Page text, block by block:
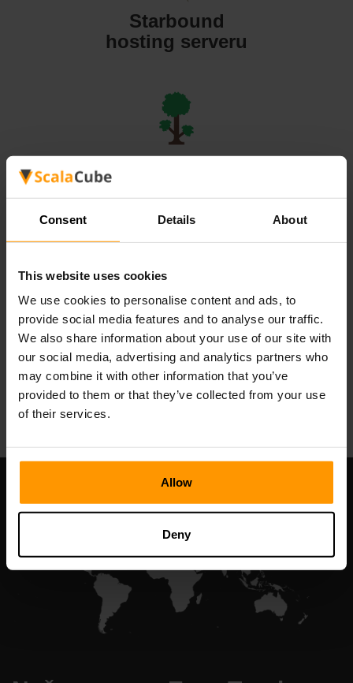
Consent Details About
This website uses cookies
We use cookies to personalise content and ads, to
provide social media features and to analyse our traffic.
We also share information about your use of our site with
our social media, advertising and analytics partners who
may combine it with other information that you’ve
provided to them or that they’ve collected from your use
of their services.
Allow
Deny
Starbound
hosting serveru
hosting serveru
Valheim
hosting serveru
All Games